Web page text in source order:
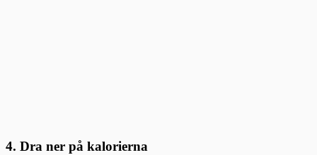
4. Dra ner på kalorierna